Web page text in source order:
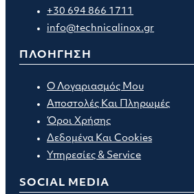
+30 694 866 1711
info@technicalinox.gr
ΠΛΟΗΓΗΣΗ
Ο Λογαριασμός Μου
Αποστολές Και Πληρωμές
Όροι Χρήσης
Δεδομένα Και Cookies
Υπηρεσίες & Service
SOCIAL MEDIA